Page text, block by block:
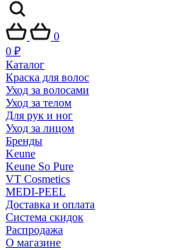
0
0 ₽
Каталог
Краска для волос
Уход за волосами
Уход за телом
Для рук и ног
Уход за лицом
Бренды
Keune
Keune So Pure
VT Cosmetics
MEDI-PEEL
Доставка и оплата
Система скидок
Распродажа
О магазине